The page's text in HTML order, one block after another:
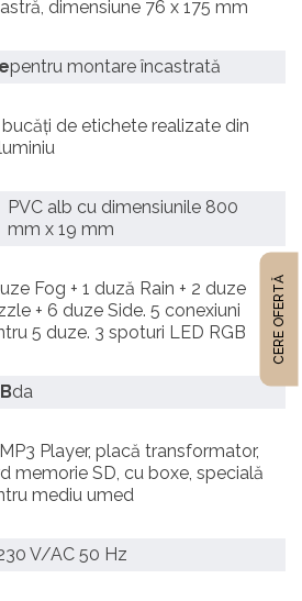
dimensiune 76 x 175 mm
pentru montare încastrată
bucăți de etichete realizate din
PVC alb cu dimensiunile 800
mm x 19 mm
Fog + 1 duză Rain + 2 duze
+ 6 duze Side. 5 conexiuni
5 duze. 3 spoturi LED RGB
da
Player, placă transformator,
memorie SD, cu boxe, specială
mediu umed
V/AC 50 Hz
CERE OFERTĂ